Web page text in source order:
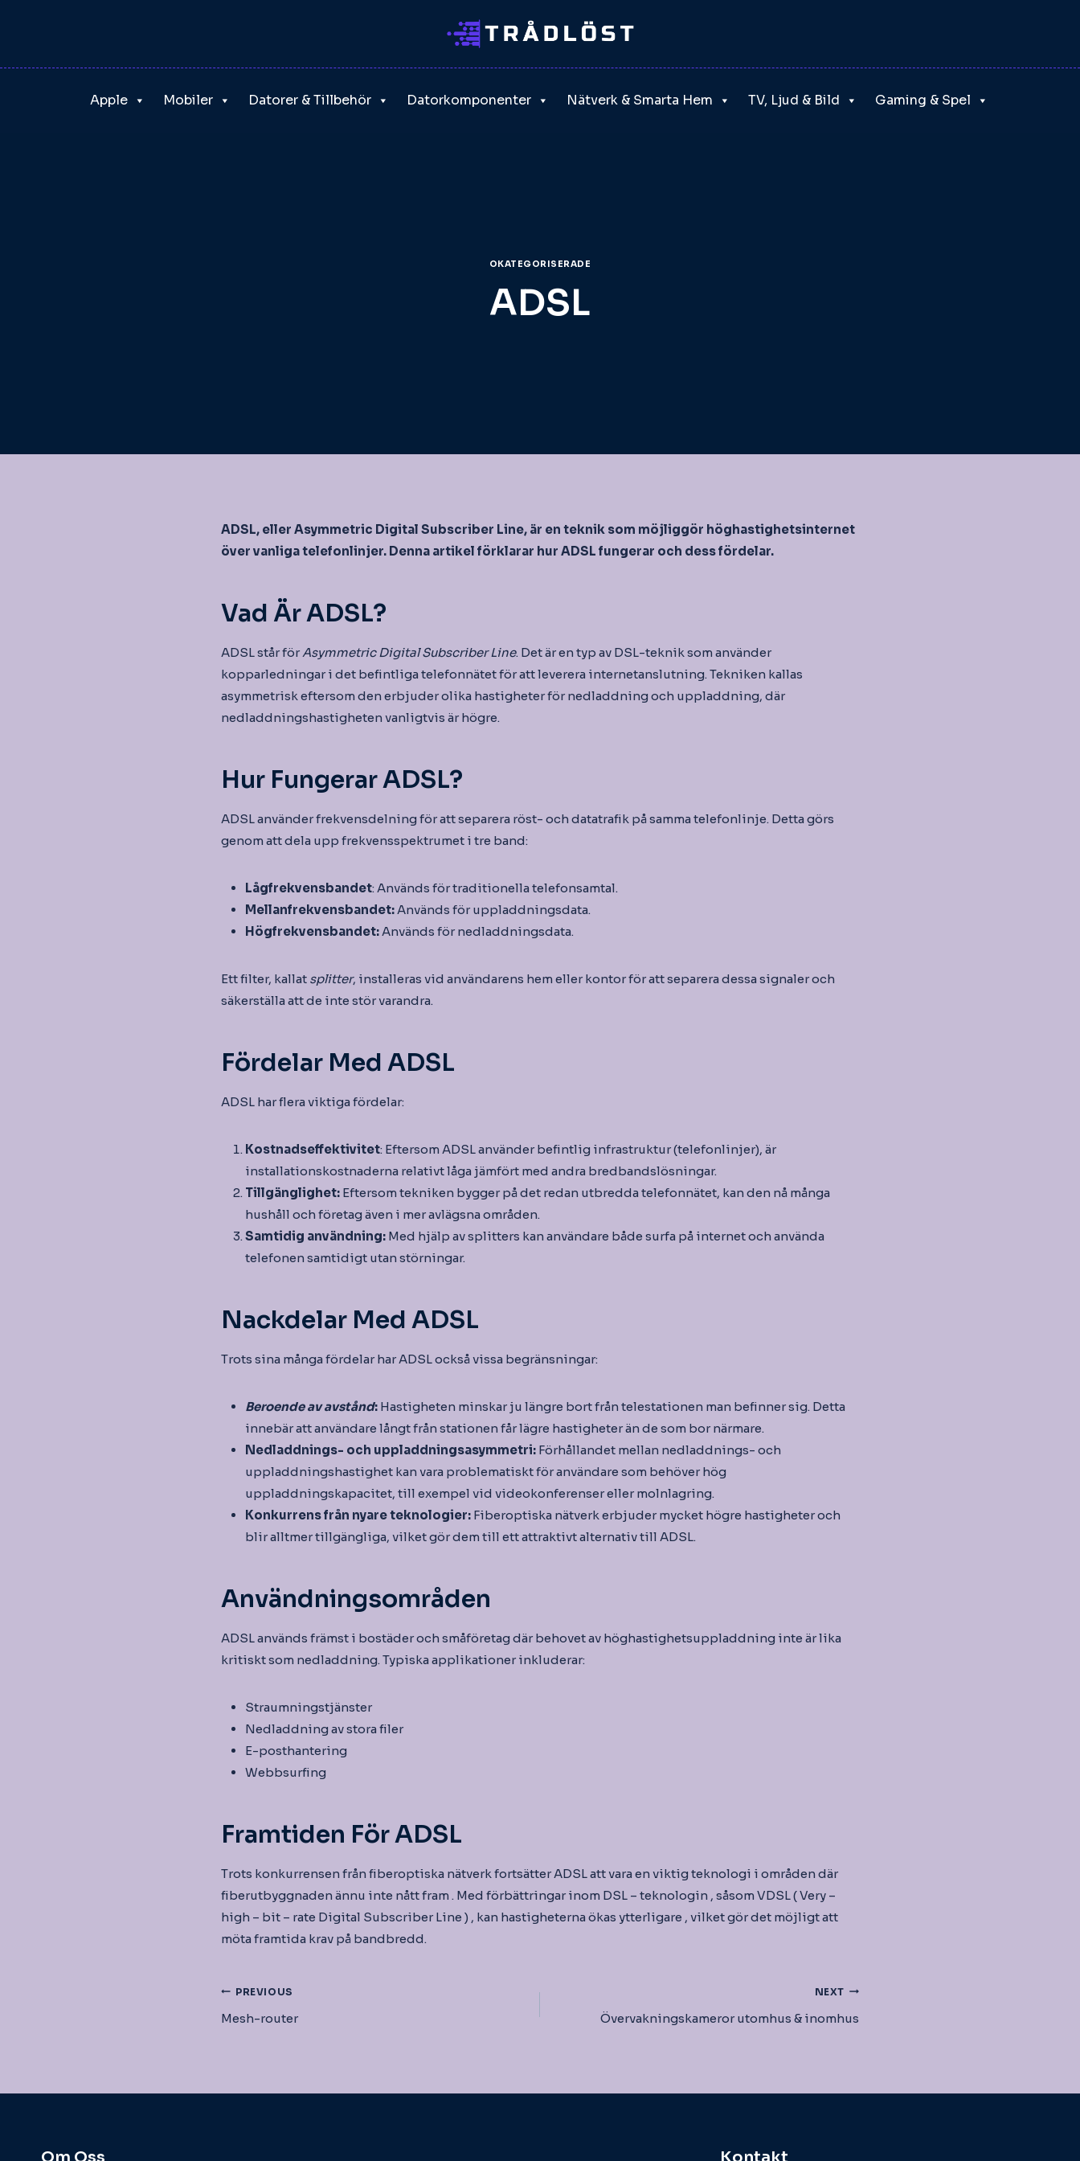
Apple Mobiler Datorer & Tillbehör Datorkomponenter Nätverk & Smarta Hem TV, Ljud & Bild Gaming & Spel
OKATEGORISERADE
ADSL
ADSL, eller Asymmetric Digital Subscriber Line, är en teknik som möjliggör höghastighetsinternet
över vanliga telefonlinjer. Denna artikel förklarar hur ADSL fungerar och dess fördelar.
Vad Är ADSL?
ADSL står förAsymmetric Digital Subscriber Line. Det är en typ av DSL-teknik som använder
kopparledningar i det befintliga telefonnätet för att leverera internetanslutning. Tekniken kallas
asymmetrisk eftersom den erbjuder olika hastigheter för nedladdning och uppladdning, där
nedladdningshastigheten vanligtvis är högre.
Hur Fungerar ADSL?
ADSL använder frekvensdelning för att separera röst- och datatrafik på samma telefonlinje. Detta görs
genom att dela upp frekvensspektrumet i tre band:
Lågfrekvensbandet: Används för traditionella telefonsamtal.
Mellanfrekvensbandet:Används för uppladdningsdata.
Högfrekvensbandet:Används för nedladdningsdata.
Ett filter, kallat splitter, installeras vid användarens hem eller kontor för att separera dessa signaler och
säkerställa att de inte stör varandra.
Fördelar Med ADSL
ADSL har flera viktiga fördelar:
Kostnadseffektivitet: Eftersom ADSL använder befintlig infrastruktur (telefonlinjer), är
installationskostnaderna relativt låga jämfört med andra bredbandslösningar.
Tillgänglighet: Eftersom tekniken bygger på det redan utbredda telefonnätet, kan den nå många
hushåll och företag även i mer avlägsna områden.
Samtidig användning: Med hjälp av splitters kan användare både surfa på internet och använda
telefonen samtidigt utan störningar.
Nackdelar Med ADSL
Trots sina många fördelar har ADSL också vissa begränsningar:
Beroende av avstånd: Hastigheten minskar ju längre bort från telestationen man befinner sig. Detta
innebär att användare långt från stationen får lägre hastigheter än de som bor närmare.
Nedladdnings- och uppladdningsasymmetri: Förhållandet mellan nedladdnings- och
uppladdningshastighet kan vara problematiskt för användare som behöver hög
uppladdningskapacitet, till exempel vid videokonferenser eller molnlagring.
Konkurrens från nyare teknologier: Fiberoptiska nätverk erbjuder mycket högre hastigheter och
blir alltmer tillgängliga, vilket gör dem till ett attraktivt alternativ till ADSL.
Användningsområden
ADSL används främst i bostäder och småföretag där behovet av höghastighetsuppladdning inte är lika
kritiskt som nedladdning. Typiska applikationer inkluderar:
Straumningstjänster
Nedladdning av stora filer
E-posthantering
Webbsurfing
Framtiden För ADSL
Trots konkurrensen från fiberoptiska nätverk fortsätter ADSL att vara en viktig teknologi i områden där
fiberutbyggnaden ännu inte nått fram . Med förbättringar inom DSL – teknologin , såsom VDSL ( Very –
high – bit – rate Digital Subscriber Line ) , kan hastigheterna ökas ytterligare , vilket gör det möjligt att
möta framtida krav på bandbredd.
Inläggsnavigering
PREVIOUS
Mesh-router
NEXT
Övervakningskameror utomhus & inomhus